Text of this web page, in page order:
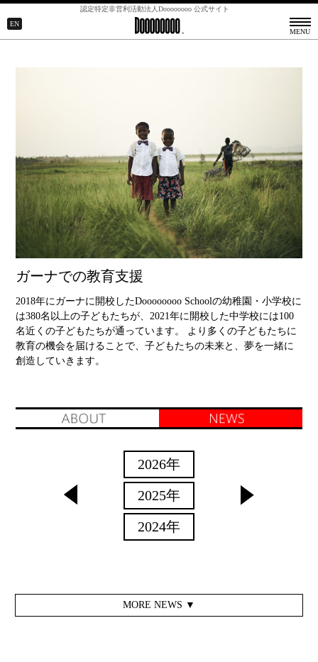
認定特定非営利活動法人Doooooooo 公式サイト
MENU
EN CLOSE ▲
ガーナでの教育支援
2018年にガーナに開校したDoooooooo Schoolの幼稚園・小学校に
は380名以上の子どもたちが、2021年に開校した中学校には100
名近くの子どもたちが通っています。 より多くの子どもたちに
教育の機会を届けることで、子どもたちの未来と、夢を一緒に
創造していきます。
2010年
2026年
2025年
2024年
2021年
MORE NEWS ▼